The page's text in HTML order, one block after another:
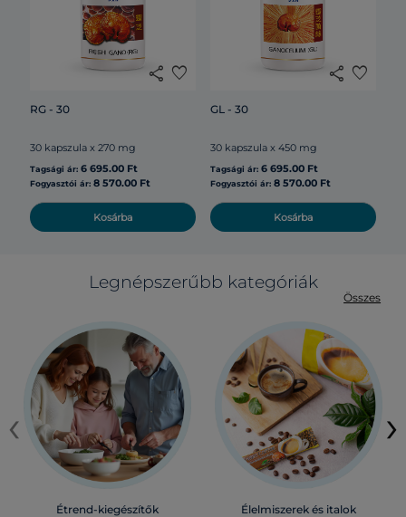
share favorite
RG - 30
30 kapszula x 270 mg
Tagsági ár:6 695.00 Ft
Fogyasztói ár:8 570.00 Ft
Kosárba
share favorite
GL - 30
30 kapszula x 450 mg
Tagsági ár: 6 695.00 Ft
Fogyasztói ár: 8 570.00 Ft
Kosárba
Legnépszerűbb kategóriák
Összes
Étrend-kiegészítők Élelmiszerek és italok
‹ ›